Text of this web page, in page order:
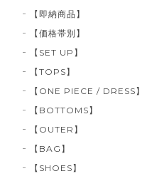
【即納商品】
【価格帯別】
【SET UP】
【TOPS】
【ONE PIECE / DRESS】
【BOTTOMS】
【OUTER】
【BAG】
【SHOES】